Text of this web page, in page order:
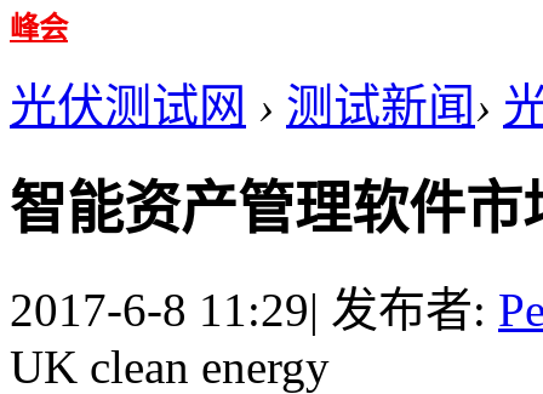
峰会
光伏测试网 › 测试新闻›
智能资产管理软件市
2017-6-8 11:29| 发布者:
UK clean energy